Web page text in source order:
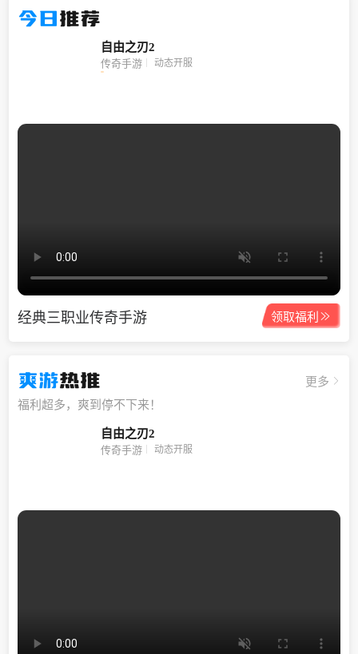
今日推荐
自由之刃2
传奇手游 动态开服
经典三职业传奇手游 领取福利 
爽游热推
更多
福利超多，爽到停不下来！
自由之刃2
传奇手游 动态开服